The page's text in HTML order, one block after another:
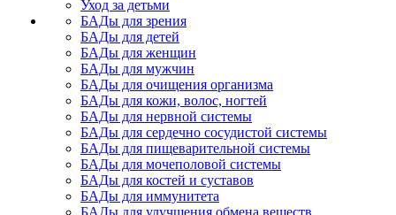
Уход за детьми
БАДы для зрения
БАДы для детей
БАДы для женщин
БАДы для мужчин
БАДы для очищения организма
БАДы для кожи, волос, ногтей
БАДы для нервной системы
БАДы для сердечно сосудистой системы
БАДы для пищеварительной системы
БАДы для мочеполовой системы
БАДы для костей и суставов
БАДы для иммунитета
БАДы для улучшения обмена веществ